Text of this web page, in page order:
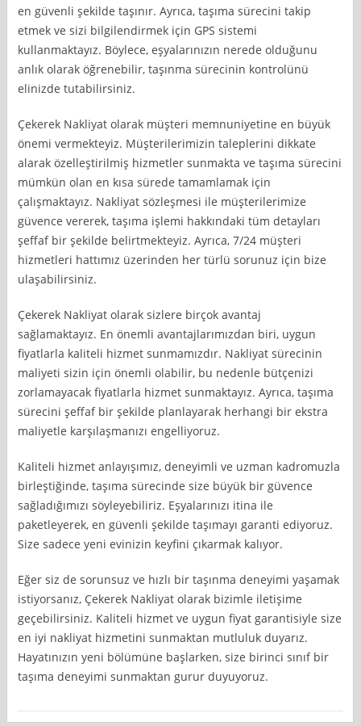
en güvenli şekilde taşınır. Ayrıca, taşıma sürecini takip
etmek ve sizi bilgilendirmek için GPS sistemi
kullanmaktayız. Böylece, eşyalarınızın nerede olduğunu
anlık olarak öğrenebilir, taşınma sürecinin kontrolünü
elinizde tutabilirsiniz.
Çekerek Nakliyat olarak müşteri memnuniyetine en büyük
önemi vermekteyiz. Müşterilerimizin taleplerini dikkate
alarak özelleştirilmiş hizmetler sunmakta ve taşıma sürecini
mümkün olan en kısa sürede tamamlamak için
çalışmaktayız. Nakliyat sözleşmesi ile müşterilerimize
güvence vererek, taşıma işlemi hakkındaki tüm detayları
şeffaf bir şekilde belirtmekteyiz. Ayrıca, 7/24 müşteri
hizmetleri hattımız üzerinden her türlü sorunuz için bize
ulaşabilirsiniz.
Çekerek Nakliyat olarak sizlere birçok avantaj
sağlamaktayız. En önemli avantajlarımızdan biri, uygun
fiyatlarla kaliteli hizmet sunmamızdır. Nakliyat sürecinin
maliyeti sizin için önemli olabilir, bu nedenle bütçenizi
zorlamayacak fiyatlarla hizmet sunmaktayız. Ayrıca, taşıma
sürecini şeffaf bir şekilde planlayarak herhangi bir ekstra
maliyetle karşılaşmanızı engelliyoruz.
Kaliteli hizmet anlayışımız, deneyimli ve uzman kadromuzla
birleştiğinde, taşıma sürecinde size büyük bir güvence
sağladığımızı söyleyebiliriz. Eşyalarınızı itina ile
paketleyerek, en güvenli şekilde taşımayı garanti ediyoruz.
Size sadece yeni evinizin keyfini çıkarmak kalıyor.
Eğer siz de sorunsuz ve hızlı bir taşınma deneyimi yaşamak
istiyorsanız, Çekerek Nakliyat olarak bizimle iletişime
geçebilirsiniz. Kaliteli hizmet ve uygun fiyat garantisiyle size
en iyi nakliyat hizmetini sunmaktan mutluluk duyarız.
Hayatınızın yeni bölümüne başlarken, size birinci sınıf bir
taşıma deneyimi sunmaktan gurur duyuyoruz.